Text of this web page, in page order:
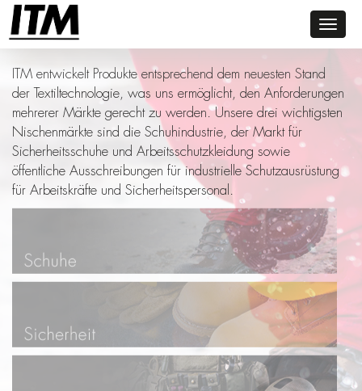
MÄRKTE
ITM entwickelt Produkte entsprechend dem neuesten Stand
der Textiltechnologie, was uns ermöglicht, den Anforderungen
mehrerer Märkte gerecht zu werden. Unsere drei wichtigsten
Nischenmärkte sind die Schuhindustrie, der Markt für
Sicherheitsschuhe und Arbeitsschutzkleidung sowie
öffentliche Ausschreibungen für industrielle Schutzausrüstung
für Arbeitskräfte und Sicherheitspersonal.